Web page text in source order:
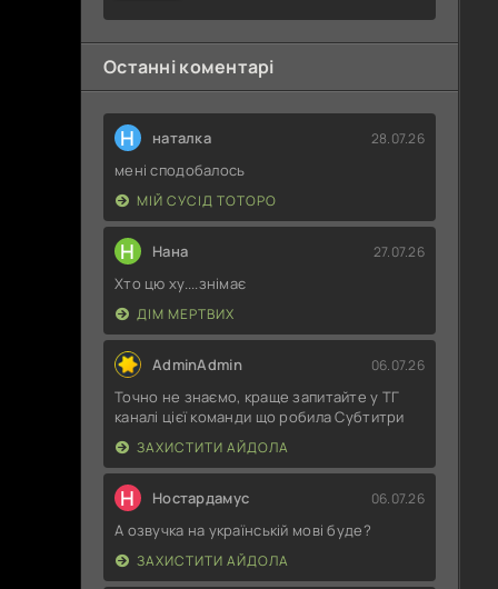
Останні коментарі
Н наталка 28.07.26
мені сподобалось
МІЙ СУСІД ТОТОРО
Н Нана 27.07.26
Хто цю ху....знімає
ДІМ МЕРТВИХ
AdminAdmin 06.07.26
Точно не знаємо, краще запитайте у ТГ
каналі цієї команди що робила Субтитри
ЗАХИСТИТИ АЙДОЛА
Н Ностардамус 06.07.26
А озвучка на українській мові буде?
ЗАХИСТИТИ АЙДОЛА